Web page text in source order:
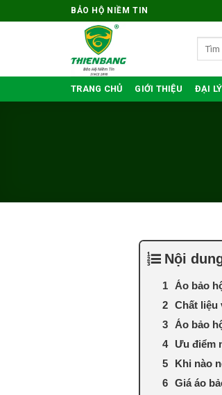
qua
BẢO HỘ NIỀM TIN
TRANG CHỦ GIỚI THIỆU ĐẠI LÝ
Nội
Áo bảo
Chất liệu
Áo bảo
Ưu điểm
Khi nào
Giá áo